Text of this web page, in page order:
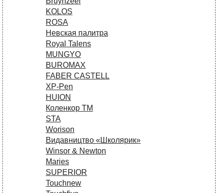
KOLOS
ROSA
Невская палитра
Royal Talens
MUNGYO
BUROMAX
FABER CASTELL
XP-Pen
HUION
Коленкор ТМ
STA
Worison
Видавництво «Школярик»
Winsor & Newton
Maries
SUPERIOR
Touchnew